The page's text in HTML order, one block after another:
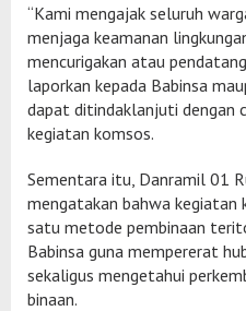
“Kami mengajak seluruh
menjaga keamanan
mencurigakan atau
laporkan kepada Babinsa
dapat ditindaklanjuti dengan
kegiatan komsos.
Sementara itu, Danramil 01
mengatakan bahwa kegiatan
satu metode pembinaan
Babinsa guna mempererat
sekaligus mengetahui
binaan.